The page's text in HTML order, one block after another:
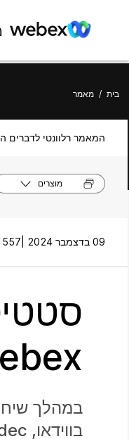
בית / מאמר
המאמר רלוונטי לדברים
מוצרים
09 בדצמבר 2024 | 557 תצוגות |
במהלך